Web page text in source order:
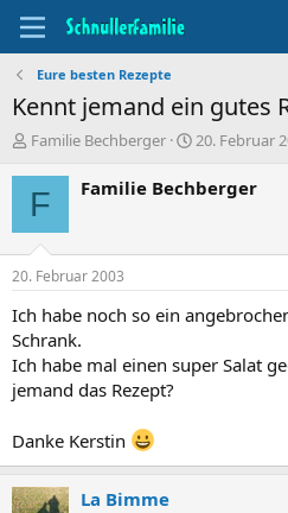
Eure besten Rezepte
Kennt jemand ein gutes
T
e
m
n
t
a
r
t
e
r
Familie Bechberger
B
g
a
t
20. Februar
F Familie Bechberger
20. Februar 2003
Ich habe noch so ein
Schrank.
Ich habe mal einen super Salat
jemand das Rezept?
Danke Kerstin
La Bimme